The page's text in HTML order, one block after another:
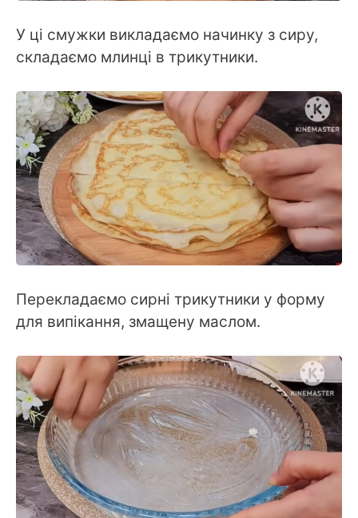
У ці смужки викладаємо начинку з сиру,
складаємо млинці в трикутники.
Перекладаємо сирні трикутники у форму
для випікання, змащену маслом.